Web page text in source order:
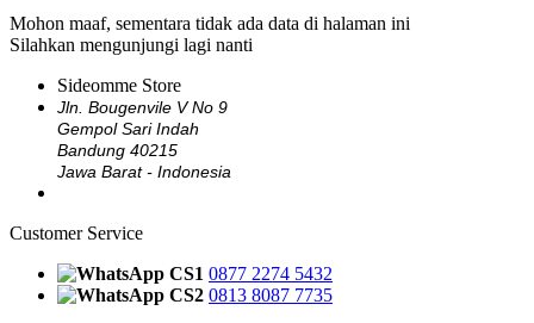
Mohon maaf, sementara tidak ada data di halaman ini
Silahkan mengunjungi lagi nanti
Sideomme Store
Jln. Bougenvile V No 9
Gempol Sari Indah
Bandung 40215
Jawa Barat - Indonesia
Customer Service
CS1 0877 2274 5432
CS2 0813 8087 7735